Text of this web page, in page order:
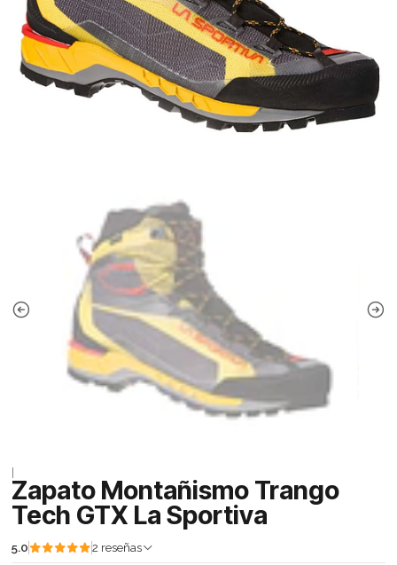
Zapato Montañismo Trango
Tech GTX La Sportiva
5.0 2 reseñas